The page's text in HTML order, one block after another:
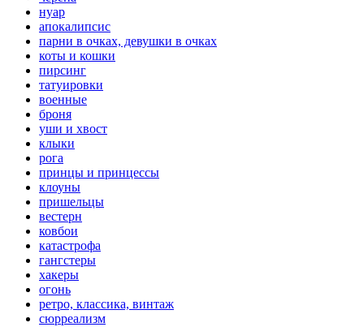
нуар
апокалипсис
парни в очках, девушки в очках
коты и кошки
пирсинг
татуировки
военные
броня
уши и хвост
клыки
рога
принцы и принцессы
клоуны
пришельцы
вестерн
ковбои
катастрофа
гангстеры
хакеры
огонь
ретро, классика, винтаж
сюрреализм